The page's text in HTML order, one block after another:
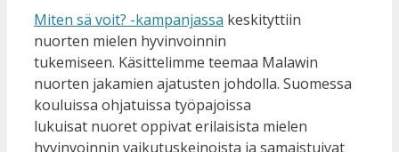
Miten sä voit? -kampanjassa keskityttiin
nuorten mielen hyvinvoinnin
tukemiseen. Käsittelimme teemaa Malawin
nuorten jakamien ajatusten johdolla. Suomessa
kouluissa ohjatuissa työpajoissa
lukuisat nuoret oppivat erilaisista mielen
hyvinvoinnin vaikutuskeinoista ja samaistuivat